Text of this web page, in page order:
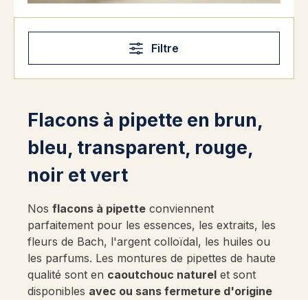
Filtre
Flacons à pipette en brun,
bleu, transparent, rouge,
noir et vert
Nos flacons à pipette conviennent
parfaitement pour les essences, les extraits, les
fleurs de Bach, l'argent colloïdal, les huiles ou
les parfums. Les montures de pipettes de haute
qualité sont en caoutchouc naturel et sont
disponibles avec ou sans fermeture d'origine